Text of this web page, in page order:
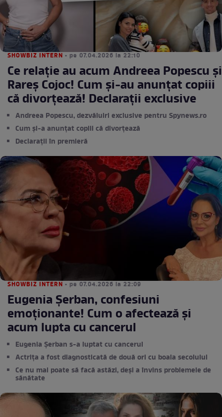
SHOWBIZ INTERN • pe 07.04.2026 la 22:10
Ce relație au acum Andreea Popescu şi
Rareş Cojoc! Cum și-au anunțat copiii
că divorțează! Declaraţii exclusive
Andreea Popescu, dezvăluiri exclusive pentru Spynews.ro
Cum și-a anunțat copiii că divorțează
Declarații în premieră
SHOWBIZ INTERN • pe 07.04.2026 la 22:09
Eugenia Șerban, confesiuni
emoţionante! Cum o afectează şi
acum lupta cu cancerul
Eugenia Șerban s-a luptat cu cancerul
Actrița a fost diagnosticată de două ori cu boala secolului
Ce nu mai poate să facă astăzi, deși a învins problemele de
sănătate